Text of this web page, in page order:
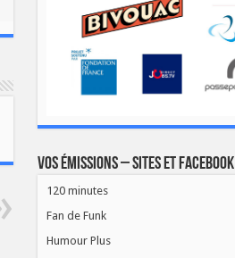
Vos émissions – Sites et Facebook
120 minutes
Fan de Funk
Humour Plus